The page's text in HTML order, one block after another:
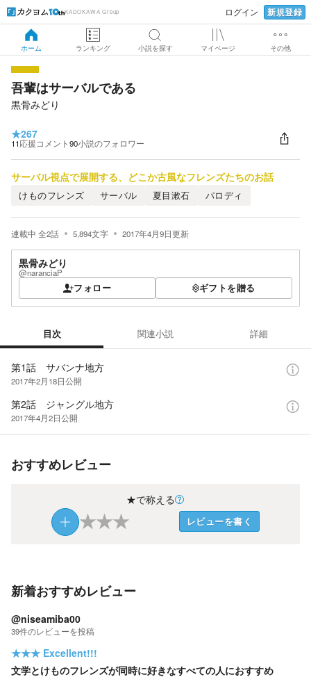
KADOKAWA Group ログイン 新規登録
ホーム ランキング 小説を探す マイページ その他
吾輩はサーバルである
黒骨みどり
★267
11応援コメント90小説のフォロワー
サーバル視点で展開する、どこか古風なフレンズたちのお話
けものフレンズ サーバル 夏目漱石 パロディ
連載中 全2話 5,894文字 2017年4月9日更新
黒骨みどり
@naranciaP
フォロー ギフトを贈る
目次 関連小説 詳細
第1話 サバンナ地方
2017年2月18日公開
第2話 ジャングル地方
2017年4月2日公開
おすすめレビュー
★で称える
★★★ レビューを書く
新着おすすめレビュー
@niseamiba00
39件のレビューを投稿
★★★ Excellent!!!
文学とけものフレンズが同時に好きなすべての人におすすめ